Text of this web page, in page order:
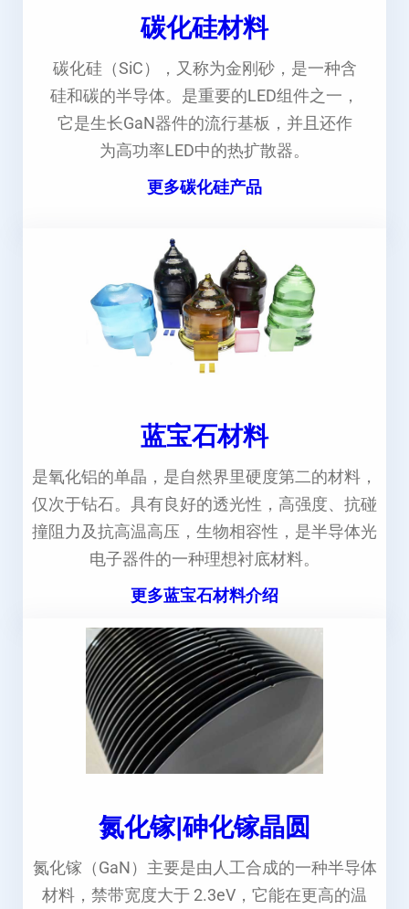
碳化硅材料
碳化硅（SiC），又称为金刚砂，是一种含
硅和碳的半导体。是重要的LED组件之一，
它是生长GaN器件的流行基板，并且还作
为高功率LED中的热扩散器。
更多碳化硅产品
蓝宝石材料
是氧化铝的单晶，是自然界里硬度第二的材料，
仅次于钻石。具有良好的透光性，高强度、抗碰
撞阻力及抗高温高压，生物相容性，是半导体光
电子器件的一种理想衬底材料。
更多蓝宝石材料介绍
氮化镓|砷化镓晶圆
氮化镓（GaN）主要是由人工合成的一种半导体
材料，禁带宽度大于 2.3eV，它能在更高的温